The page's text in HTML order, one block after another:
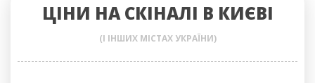
ЦІНИ НА СКІНАЛІ В КИЄВІ
(І ІНШИХ МІСТАХ УКРАЇНИ)